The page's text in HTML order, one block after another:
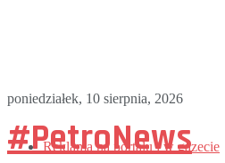
poniedziałek, 10 sierpnia, 2026
Reklama na portalu i w gazecie
#PetroNews